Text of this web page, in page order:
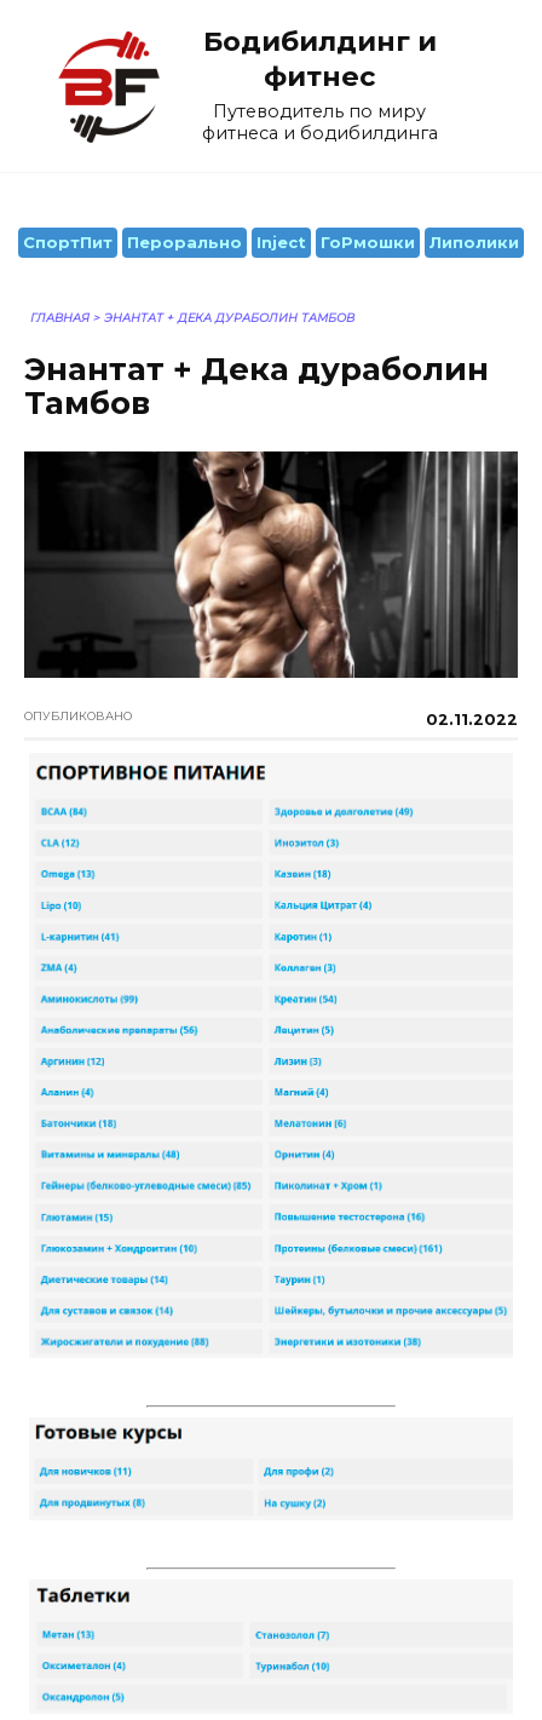
содержанию
Бодибилдинг и
фитнес
Путеводитель по миру
фитнеса и бодибилдинга
СпортПит Перорально Inject ГоРмошки Липолики
ГЛАВНАЯ > ЭНАНТАТ + ДЕКА ДУРАБОЛИН ТАМБОВ
Энантат + Дека дураболин
Тамбов
ОПУБЛИКОВАНО 02.11.2022